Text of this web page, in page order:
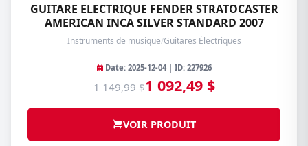
GUITARE ELECTRIQUE FENDER STRATOCASTER
AMERICAN INCA SILVER STANDARD 2007
Instruments de musique/Guitares Électriques
Date: 2025-12-04 | ID: 227926
1 149,99 $1 092,49 $
VOIR PRODUIT